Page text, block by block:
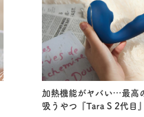
加熱機能がヤバい…最高
吸うやつ『Tara S 2代目